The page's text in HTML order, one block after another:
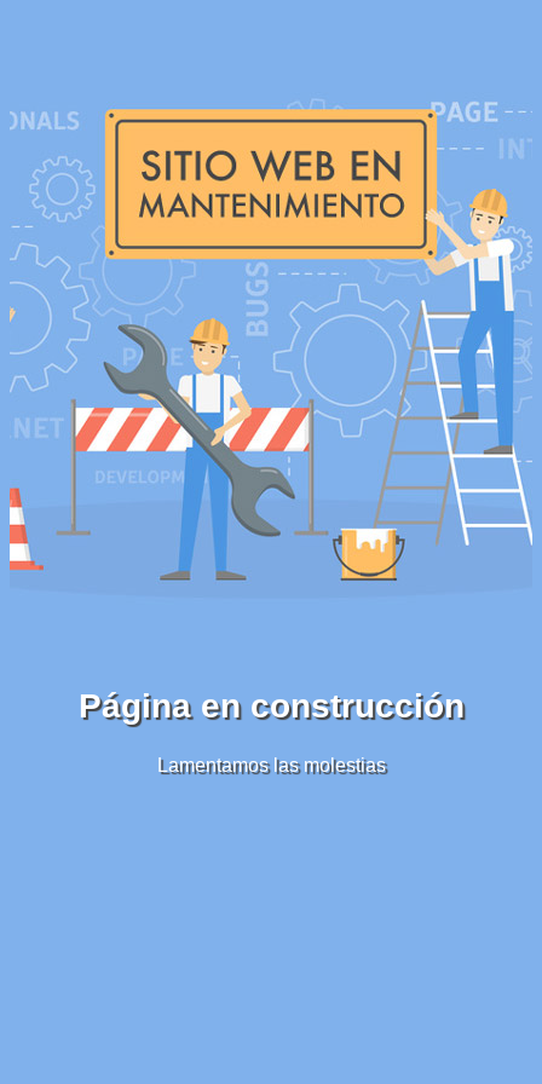
Página en construcción
Lamentamos las molestias